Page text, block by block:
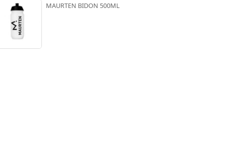
MAURTEN BIDON 500ML